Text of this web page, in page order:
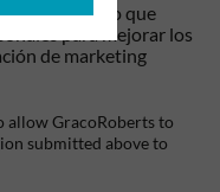
Entiendo que
para mejorar los
de marketing
allow GracoRoberts to
submitted above to